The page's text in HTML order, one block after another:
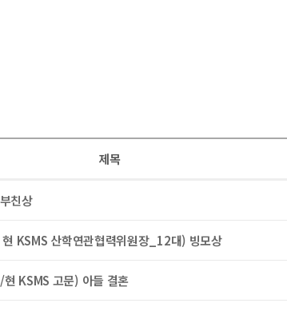
제목
친상
KSMS 산학연관협력위원장_12대) 빙모상
KSMS 고문) 아들 결혼